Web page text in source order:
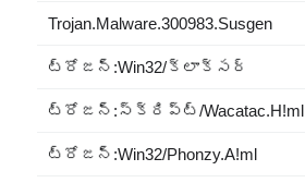
Trojan.Malware.300983.Susgen
ట్రోజన్:Win32/క్లాక్సర్
ట్రోజన్:స్క్రిప్ట్/Wacatac.H!ml
ట్రోజన్:Win32/Phonzy.A!ml